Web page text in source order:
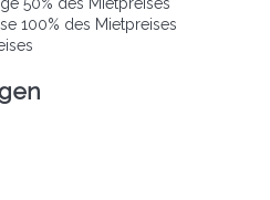
100% des Mietpreises